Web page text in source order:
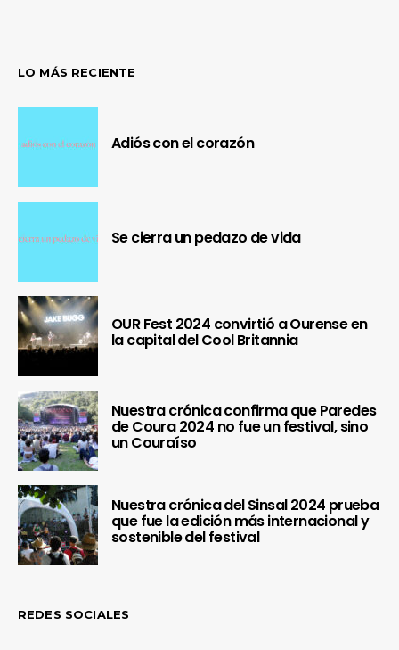
LO MÁS RECIENTE
Adiós con el corazón
Se cierra un pedazo de vida
OUR Fest 2024 convirtió a Ourense en
la capital del Cool Britannia
Nuestra crónica confirma que Paredes
de Coura 2024 no fue un festival, sino
un Couraíso
Nuestra crónica del Sinsal 2024 prueba
que fue la edición más internacional y
sostenible del festival
REDES SOCIALES